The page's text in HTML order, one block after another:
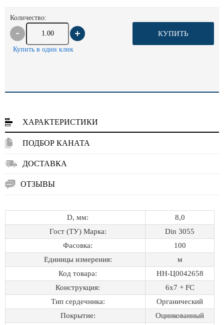
Количество:
КУПИТЬ
Купить в один клик
ХАРАКТЕРИСТИКИ
ПОДБОР КАНАТА
ДОСТАВКА
ОТЗЫВЫ
D, мм:
8,0
Гост (ТУ) Марка:
Din 3055
Фасовка:
100
Единицы измерения:
м
Код товара:
НН-Ц0042658
Конструкция:
6х7 + FC
Тип сердечника:
Органический
Покрытие:
Оцинкованный